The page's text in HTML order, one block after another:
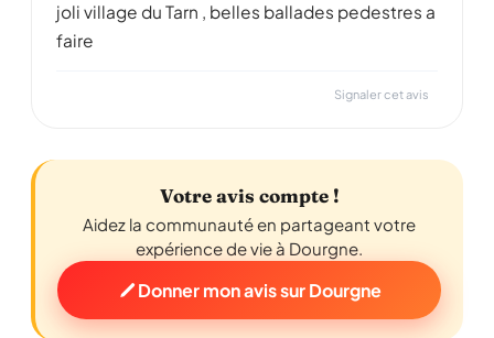
joli village du Tarn , belles ballades pedestres a
faire
Signaler cet avis
Votre avis compte !
Aidez la communauté en partageant votre
expérience de vie à Dourgne.
Donner mon avis sur Dourgne